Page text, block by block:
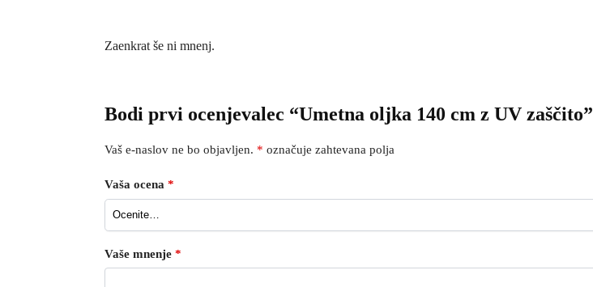
Zaenkrat še ni mnenj.
Bodi prvi ocenjevalec “Umetna oljka 140 cm z UV zaščito”
Vaš e-naslov ne bo objavljen. * označuje zahtevana polja
Vaša ocena *
Vaše mnenje *